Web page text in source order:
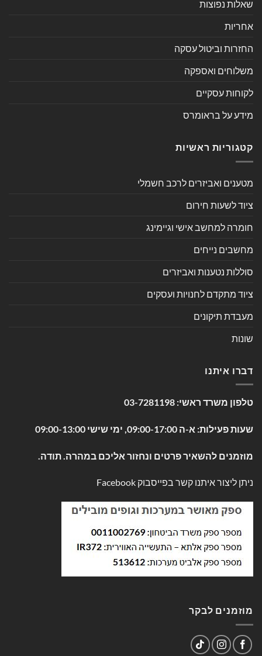
שאלות נפוצות
אחריות
החזרות וביטול עסקה
משלוחים ואספקה
לקוחות עסקיים
מידע על בראומרס
קטגוריות ראשיות
מטענים ואביזרים לרכב חשמלי
ציוד לשעות חירום
חומרה למחשב אישי וגיימינג
מחשבים נייחים
סוללות נטענות ואביזרים
ציוד מתקדם לחנויות ועסקים
מעבדת תיקונים
שונות
דברו איתנו
טלפון משרד ראשי: 03-7281198
שעות פעילות: א-ה 09:00-17:00, ימי שישי 09:00-13:00
מוזמנים להשאיר פרטים ונחזור אליכם במהרה. תודה.
ניתן ליצור איתנו קשר בפייסבוק Facebook
מוזמנים לבקר